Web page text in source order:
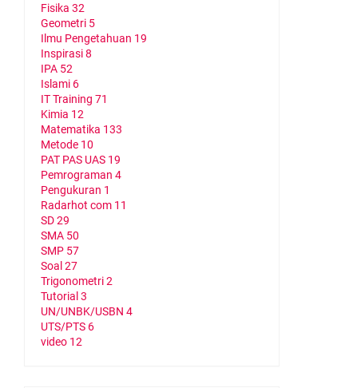
Fisika 32
Geometri 5
Ilmu Pengetahuan 19
Inspirasi8
IPA 52
Islami 6
IT Training 71
Kimia 12
Matematika 133
Metode 10
PAT PAS UAS 19
Pemrograman 4
Pengukuran 1
Radarhot com 11
SD29
SMA 50
SMP 57
Soal 27
Trigonometri2
Tutorial 3
UN/UNBK/USBN 4
UTS/PTS 6
video 12